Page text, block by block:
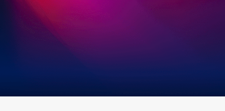
nicht nur eine Quelle für unsere